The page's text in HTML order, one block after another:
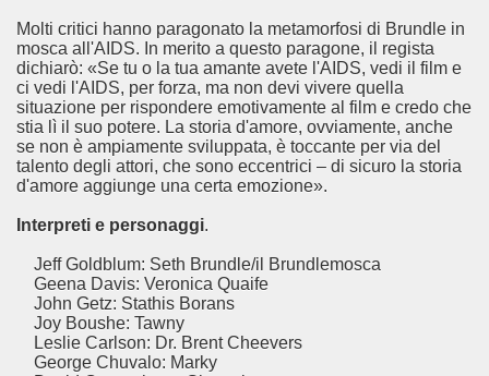
Molti critici hanno paragonato la metamorfosi di Brundle in
mosca all'AIDS. In merito a questo paragone, il regista
dichiarò: «Se tu o la tua amante avete l'AIDS, vedi il film e
ci vedi l'AIDS, per forza, ma non devi vivere quella
situazione per rispondere emotivamente al film e credo che
stia lì il suo potere. La storia d'amore, ovviamente, anche
se non è ampiamente sviluppata, è toccante per via del
talento degli attori, che sono eccentrici – di sicuro la storia
d'amore aggiunge una certa emozione».
Interpreti e personaggi.
Jeff Goldblum: Seth Brundle/il Brundlemosca
Geena Davis: Veronica Quaife
John Getz: Stathis Borans
Joy Boushe: Tawny
Leslie Carlson: Dr. Brent Cheevers
George Chuvalo: Marky
Trilogia sulla morte